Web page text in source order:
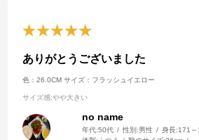
ありがとうございました
色：26.0CM サイズ：フラッシュイエロー
サイズ感:やや大きい
no name
年代:50代 性別:男性 身長:171